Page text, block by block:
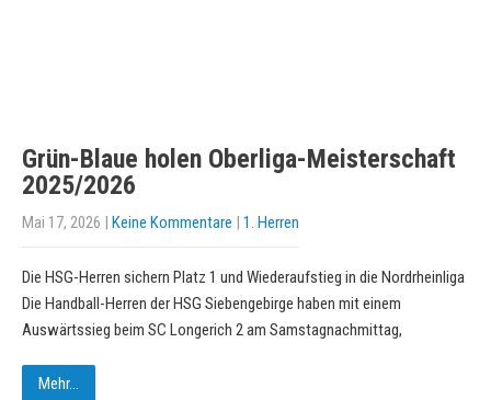
Grün-Blaue holen Oberliga-Meisterschaft
2025/2026
Mai 17, 2026 | Keine Kommentare | 1. Herren
Die HSG-Herren sichern Platz 1 und Wiederaufstieg in die Nordrheinliga
Die Handball-Herren der HSG Siebengebirge haben mit einem
Auswärtssieg beim SC Longerich 2 am Samstagnachmittag,
Mehr...